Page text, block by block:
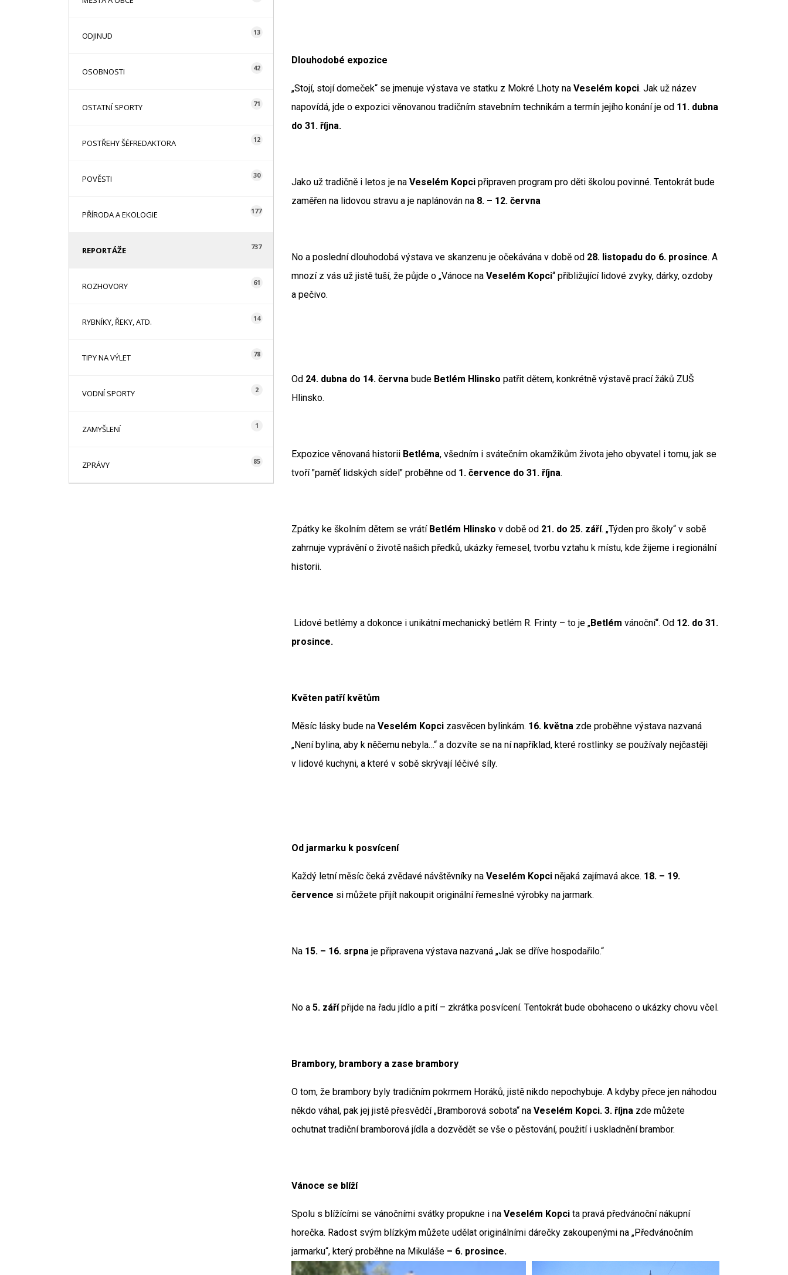
ODJINUD 13
OSOBNOSTI 42
OSTATNÍ SPORTY 71
POSTŘEHY ŠÉFREDAKTORA 12
POVĚSTI 30
PŘÍRODA A EKOLOGIE 177
REPORTÁŽE 737
ROZHOVORY 61
RYBNÍKY, ŘEKY, ATD. 14
TIPY NA VÝLET 78
VODNÍ SPORTY 2
ZAMYŠLENÍ 1
ZPRÁVY 85
Dlouhodobé expozice
„Stojí, stojí domeček“ se jmenuje výstava ve statku z Mokré Lhoty na Veselém kopci. Jak už název
napovídá, jde o expozici věnovanou tradičním stavebním technikám a termín jejího konání je od 11. dubna
do 31. října.
Jako už tradičně i letos je na Veselém Kopci připraven program pro děti školou povinné. Tentokrát bude
zaměřen na lidovou stravu a je naplánován na 8. – 12. června
No a poslední dlouhodobá výstava ve skanzenu je očekávána v době od 28. listopadu do 6. prosince. A
mnozí z vás už jistě tuší, že půjde o „Vánoce na Veselém Kopci“ přibližující lidové zvyky, dárky, ozdoby
a pečivo.
Od 24. dubna do 14. června bude Betlém Hlinsko patřit dětem, konkrétně výstavě prací žáků ZUŠ
Hlinsko.
Expozice věnovaná historii Betléma, všedním i svátečním okamžikům života jeho obyvatel i tomu, jak se
tvoří "paměť lidských sídel" proběhne od 1. července do 31. října.
Zpátky ke školním dětem se vrátí Betlém Hlinsko v době od 21. do 25. září. „Týden pro školy“ v sobě
zahrnuje vyprávění o životě našich předků, ukázky řemesel, tvorbu vztahu k místu, kde žijeme i regionální
historii.
Lidové betlémy a dokonce i unikátní mechanický betlém R. Frinty – to je „Betlém vánoční“. Od 12. do 31.
prosince.
Květen patří květům
Měsíc lásky bude na Veselém Kopci zasvěcen bylinkám. 16. května zde proběhne výstava nazvaná
„Není bylina, aby k něčemu nebyla…“ a dozvíte se na ní například, které rostlinky se používaly nejčastěji
v lidové kuchyni, a které v sobě skrývají léčivé síly.
Od jarmarku k posvícení
Každý letní měsíc čeká zvědavé návštěvníky na Veselém Kopci nějaká zajímavá akce. 18. – 19.
července si můžete přijít nakoupit originální řemeslné výrobky na jarmark.
Na 15. – 16. srpna je připravena výstava nazvaná „Jak se dříve hospodařilo.“
No a 5. zářípřijde na řadu jídlo a pití – zkrátka posvícení. Tentokrát bude obohaceno o ukázky chovu včel.
Brambory, brambory a zase brambory
O tom, že brambory byly tradičním pokrmem Horáků, jistě nikdo nepochybuje. A kdyby přece jen náhodou
někdo váhal, pak jej jistě přesvědčí „Bramborová sobota“ na Veselém Kopci. 3. října zde můžete
ochutnat tradiční bramborová jídla a dozvědět se vše o pěstování, použití i uskladnění brambor.
Vánoce se blíží
Spolu s blížícími se vánočními svátky propukne i na Veselém Kopci ta pravá předvánoční nákupní
horečka. Radost svým blízkým můžete udělat originálními dárečky zakoupenými na „Předvánočním
jarmarku“, který proběhne na Mikuláše – 6. prosince.